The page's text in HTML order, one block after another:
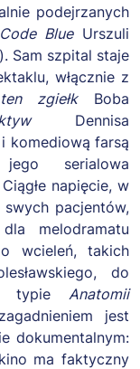
podejrzanych
Code BlueUrszuli
Sam szpital staje
włącznie z
zgiełkBoba
Dennisa
komediową farsą
serialowa
napięcie, w
pacjentów,
melodramatu
wcieleń, takich
do
typie Anatomii
jest
dokumentalnym:
ma faktyczny